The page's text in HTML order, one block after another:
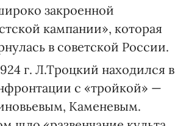
закроенной
кампании», которая
в советской России.
г. Л.Троцкий находился в
с «тройкой» —
Каменевым.